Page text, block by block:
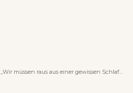
„Wir müssen raus aus einer gewissen Schlafmützigkeit”